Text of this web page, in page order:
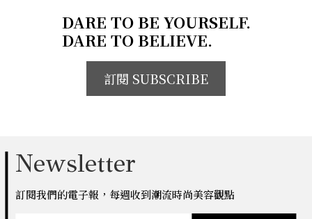
DARE TO BE YOURSELF.
DARE TO BELIEVE.
訂閱 SUBSCRIBE
Newsletter
訂閱我們的電子報，每週收到潮流時尚美容觀點